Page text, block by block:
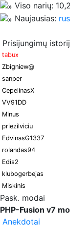
Viso narių:
Naujausias:
Prisijungimų
tabux
Zbigniew@
sanper
CepelinasX
VV91DD
Minus
priezilviciu
EdvinasG1337
rolandas94
Edis2
klubogerbejas
Miskinis
Pask. modai
PHP-Fusion v7
Anekdotai